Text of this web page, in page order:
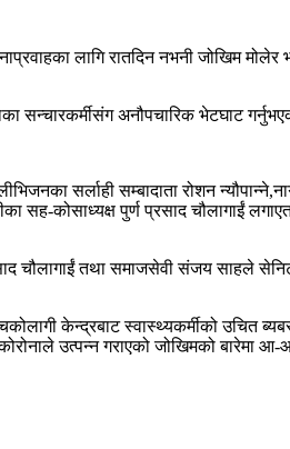
लागि रातदिन नभनी जोखिम मोलेर
सन्चारकर्मीसंग अनौपचारिक भेटघाट
सर्लाही सम्बादाता रोशन
सह-कोसाध्यक्ष पुर्ण प्रसाद चौलागाईं
चौलागाईं तथा समाजसेवी संजय साहले
केन्द्रबाट स्वास्थ्यकर्मीको उचित
उत्पन्न गराएको जोखिमको बारेमा आ-